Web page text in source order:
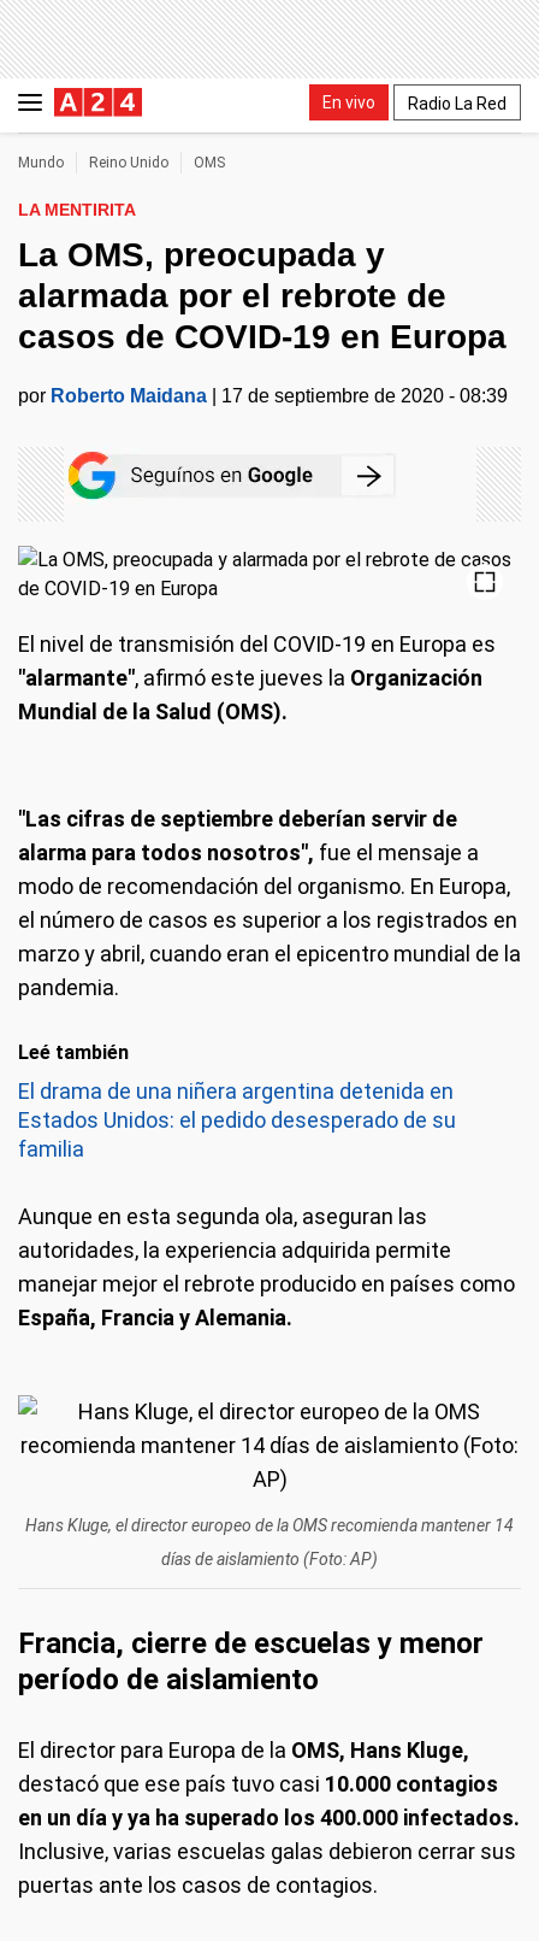
En vivo Radio La Red
Mundo Reino Unido OMS
LA MENTIRITA
La OMS, preocupada y
alarmada por el rebrote de
casos de COVID-19 en Europa
por Roberto Maidana 17 de septiembre de 2020 - 08:39
El nivel de transmisión del COVID-19 en Europa es
"alarmante", afirmó este jueves la Organización
Mundial de la Salud (OMS).
"Las cifras de septiembre deberían servir de
alarma para todos nosotros", fue el mensaje a
modo de recomendación del organismo. En Europa,
el número de casos es superior a los registrados en
marzo y abril, cuando eran el epicentro mundial de la
pandemia.
Leé también
El drama de una niñera argentina detenida en
Estados Unidos: el pedido desesperado de su
familia
Aunque en esta segunda ola, aseguran las
autoridades, la experiencia adquirida permite
manejar mejor el rebrote producido en países como
España, Francia y Alemania.
Hans Kluge, el director europeo de la OMS recomienda mantener 14
días de aislamiento (Foto: AP)
Francia, cierre de escuelas y menor
período de aislamiento
El director para Europa de la OMS, Hans Kluge,
destacó que ese país tuvo casi 10.000 contagios
en un día y ya ha superado los 400.000 infectados.
Inclusive, varias escuelas galas debieron cerrar sus
puertas ante los casos de contagios.